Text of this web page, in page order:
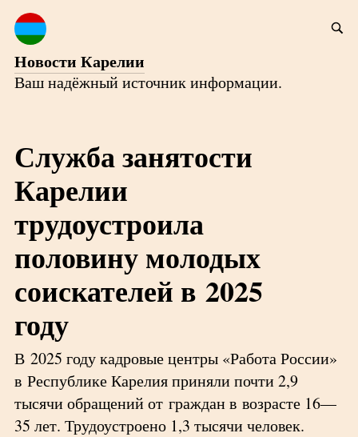
Новости Карелии
Ваш надёжный источник информации.
Служба занятости
Карелии
трудоустроила
половину молодых
соискателей в 2025
году
В 2025 году кадровые центры «Работа России»
в Республике Карелия приняли почти 2,9
тысячи обращений от граждан в возрасте 16—
35 лет. Трудоустроено 1,3 тысячи человек.